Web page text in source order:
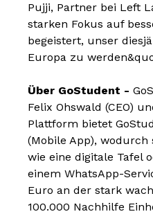
Pujji, Partner bei Left
starken Fokus auf
begeistert, unser
Europa zu
Über GoStudent -
Felix Ohswald (CEO)
Plattform bietet
(Mobile App),
wie eine digitale Tafel
einem WhatsApp-
Euro an der stark
100.000 Nachhilfe